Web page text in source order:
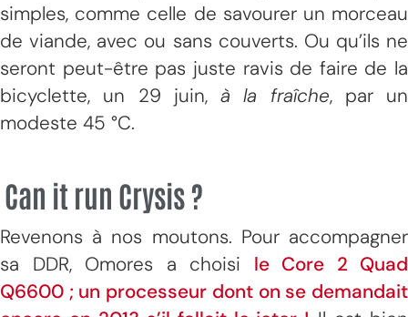
simples, comme celle de savourer un morceau
de viande, avec ou sans couverts. Ou qu’ils ne
seront peut-être pas juste ravis de faire de la
bicyclette, un 29 juin, à la fraîche, par un
modeste 45 °C.
Can it run Crysis ?
Revenons à nos moutons. Pour accompagner
sa DDR, Omores a choisi le Core 2 Quad
Q6600 ; un processeur dont on se demandait